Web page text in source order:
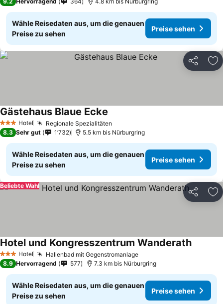
Wähle Reisedaten aus, um die genauen
Preise zu sehen
Preise sehen
Teilen
3 SterneHotel Regionale Spezialitäten
Gästehaus Blaue Ecke
8.3 Sehr gut 1’732 5.5 km bis Nürburgring
Wähle Reisedaten aus, um die genauen
Preise zu sehen
Preise sehen
Teilen
Beliebte Wahl
3 SterneHotel Hallenbad mit Gegenstromanlage
Hotel und Kongresszentrum Wanderath
8.9 Hervorragend 577 7.3 km bis Nürburgring
Wähle Reisedaten aus, um die genauen
Preise zu sehen
Preise sehen